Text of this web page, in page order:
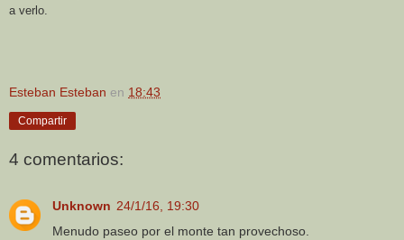
a verlo.
Esteban Esteban en 18:43
Compartir
4 comentarios:
Unknown 24/1/16, 19:30
Menudo paseo por el monte tan provechoso.